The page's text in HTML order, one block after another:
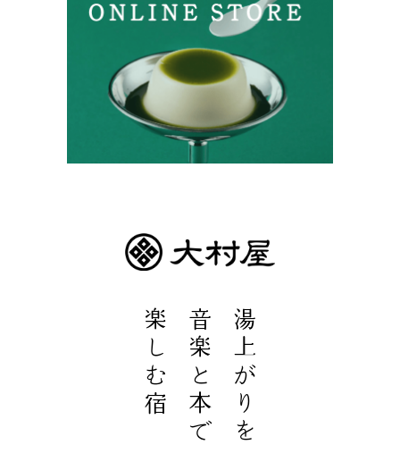
湯上がりを
音楽と本で
楽しむ宿